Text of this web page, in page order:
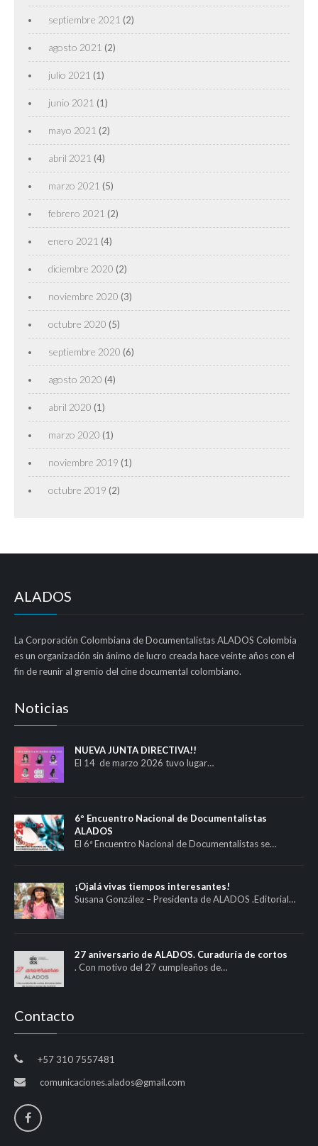
septiembre 2021 (2)
agosto 2021 (2)
julio 2021 (1)
junio 2021 (1)
mayo 2021 (2)
abril 2021 (4)
marzo 2021 (5)
febrero 2021 (2)
enero 2021 (4)
diciembre 2020 (2)
noviembre 2020 (3)
octubre 2020 (5)
septiembre 2020 (6)
agosto 2020 (4)
abril 2020 (1)
marzo 2020 (1)
noviembre 2019 (1)
octubre 2019 (2)
ALADOS
La Corporación Colombiana de Documentalistas ALADOS Colombia
es un organización sin ánimo de lucro creada hace veinte años con el
fin de reunir al gremio del cine documental colombiano.
Noticias
NUEVA JUNTA DIRECTIVA!!
El 14 de marzo 2026 tuvo lugar…
6º Encuentro Nacional de Documentalistas
ALADOS
El 6ª Encuentro Nacional de Documentalistas se…
¡Ojalá vivas tiempos interesantes!
Susana González – Presidenta de ALADOS .Editorial…
27 aniversario de ALADOS. Curaduría de cortos
. Con motivo del 27 cumpleaños de…
Contacto
+57 310 7557481
comunicaciones.alados@gmail.com